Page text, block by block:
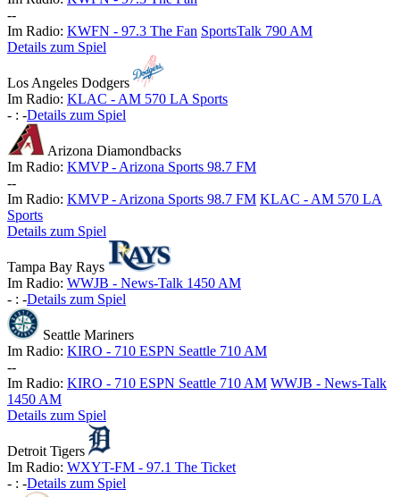
--
Im Radio: KWFN - 97.3 The Fan SportsTalk 790 AM
Details zum Spiel
Los Angeles Dodgers
Im Radio: KLAC - AM 570 LA Sports
- : -Details zum Spiel
Arizona Diamondbacks
Im Radio: KMVP - Arizona Sports 98.7 FM
--
Im Radio: KMVP - Arizona Sports 98.7 FM KLAC - AM 570 LA
Sports
Details zum Spiel
Tampa Bay Rays
Im Radio: WWJB - News-Talk 1450 AM
- : -Details zum Spiel
Seattle Mariners
Im Radio: KIRO - 710 ESPN Seattle 710 AM
--
Im Radio: KIRO - 710 ESPN Seattle 710 AM WWJB - News-Talk
1450 AM
Details zum Spiel
Detroit Tigers
Im Radio: WXYT-FM - 97.1 The Ticket
- : -Details zum Spiel